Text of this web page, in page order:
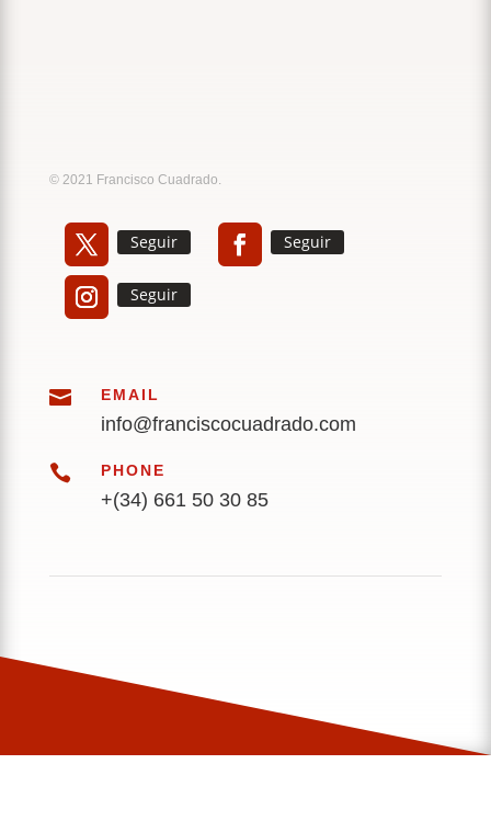
© 2021 Francisco Cuadrado.
Seguir Seguir
Seguir
 EMAIL
info@franciscocuadrado.com
 PHONE
+(34) 661 50 30 85